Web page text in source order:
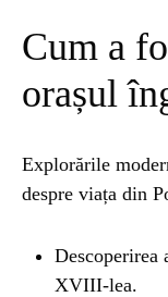
Cum a
orașul
Explorările
despre viața din
Descoperirea
XVIII-lea.
BLOG 2
poti
ȘTIINȚA
Ai simțit